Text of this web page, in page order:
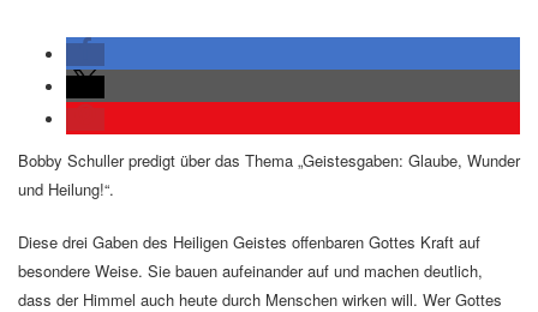
Bobby Schuller predigt über das Thema „Geistesgaben: Glaube, Wunder
und Heilung!“.
Diese drei Gaben des Heiligen Geistes offenbaren Gottes Kraft auf
besondere Weise. Sie bauen aufeinander auf und machen deutlich,
dass der Himmel auch heute durch Menschen wirken will. Wer Gottes